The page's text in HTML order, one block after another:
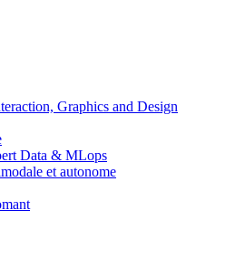
Graphics and Design
Data & MLops
et autonome